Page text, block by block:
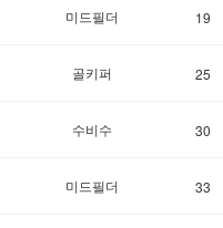
미드필더 19
골키퍼 25
수비수 30
미드필더 33